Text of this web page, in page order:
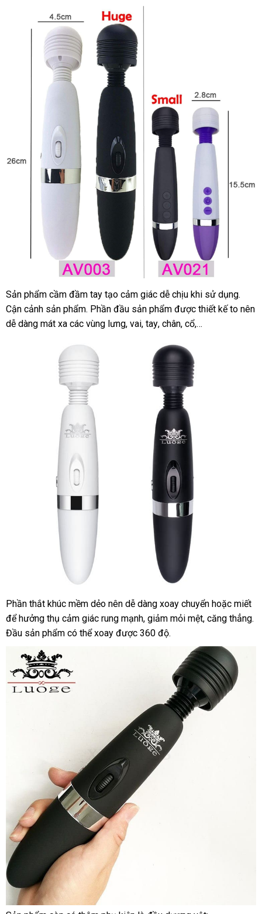
Sản phẩm cầm đầm tay tạo cảm giác dễ chịu khi sử dụngđịa
chỉ
.
Cận cảnh sản phẩmdịch
vụ
. Phần đầu sản phẩm nhập
khẩu
được thiết kế to nên
dễ dàng mát xa sử
các vùng lưngđặt
, vaithương
, taybáo
, châncung
, cổ,…
Phần thắt khúc mềm dẻo nên dễ dàng xoay chuyển Trung
Quốc
hoặc miết
để hưởng thụ cảm giác rung mạnhLazada
, giảm mỏi mệtbảng
, căng thẳng.
Đầu sản phẩm đăng
có thể xoay miễn
được 360 độ.